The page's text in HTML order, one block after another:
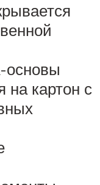
основы
на картон с